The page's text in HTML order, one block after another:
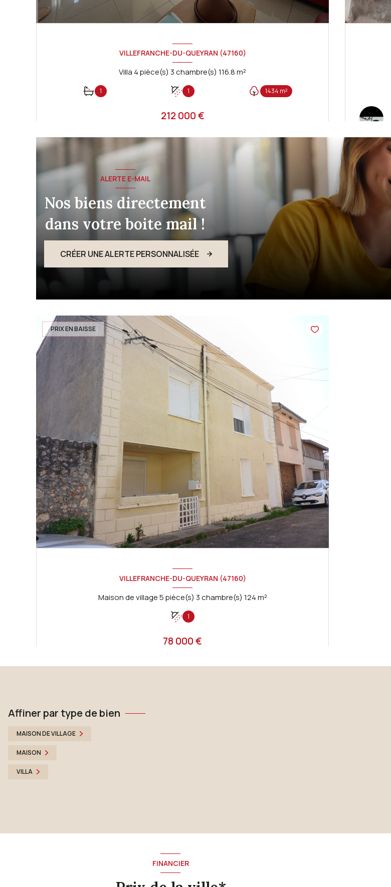
VILLEFRANCHE-DU-QUEYRAN (47160)
Villa 4 pièce(s) 3 chambre(s) 116.8 m²
1 1 1434 m²
212 000 €
GASCOGNE IMMOBILIER
ALERTE E-MAIL
Nos biens directement
dans votre boite mail !
CRÉER UNE ALERTE PERSONNALISÉE
PRIX EN BAISSE
VILLEFRANCHE-DU-QUEYRAN (47160)
Maison de village 5 pièce(s) 3 chambre(s) 124 m²
1
78 000 €
CONEJERO Julie
Affiner par type de bien
MAISON DE VILLAGE
MAISON
VILLA
FINANCIER